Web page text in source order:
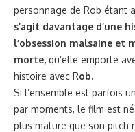
personnage de Rob étant
s’agit davantage d’une
l’obsession malsaine et
morte, qu’elle emporte
histoire avec Rob.
Si l’ensemble est parfois
par moments, le film est
plus mature que son pitch